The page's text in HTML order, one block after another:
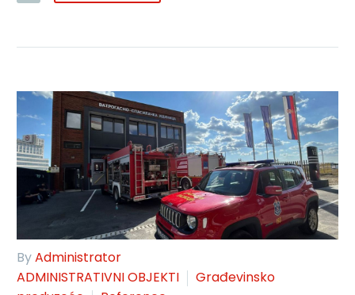
ByAdministrator
ADMINISTRATIVNI OBJEKTI
Građevinsko